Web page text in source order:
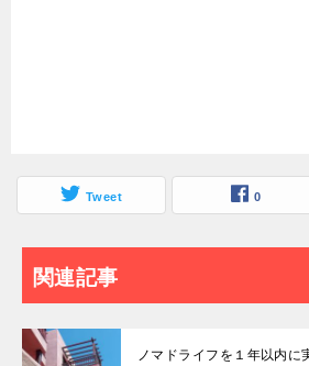
Tweet 0
関連記事
ノマドライフを１年以内に